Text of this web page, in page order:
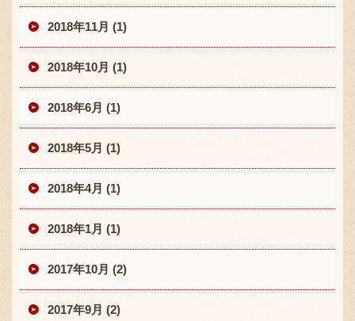
2018年11月 (1)
2018年10月 (1)
2018年6月 (1)
2018年5月 (1)
2018年4月 (1)
2018年1月 (1)
2017年10月 (2)
2017年9月 (2)